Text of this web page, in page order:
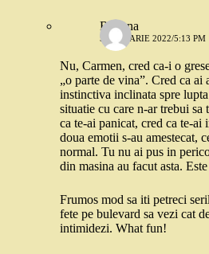
Roxana
5 IANUARIE 2022/5:13 PM
Nu, Carmen, cred ca-i o
„o parte de vina”. Cred ca ai
instinctiva inclinata spre
situatie cu care n-ar trebui sa
ca te-ai panicat, cred ca te-ai
doua emotii s-au amestecat,
normal. Tu nu ai pus in
din masina au facut asta.
Frumos mod sa iti petreci
fete pe bulevard sa vezi cat
intimidezi. What fun!